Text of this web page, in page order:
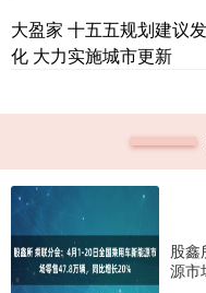
大盈家 十五五规划建议
化 大力实施城市更新
股鑫
源市